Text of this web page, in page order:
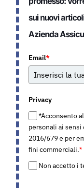
sui nuovi
Azienda
Email*
Privacy
*Acconsento
personali ai sensi
2016/679 e per
fini commerciali.*
Non accetto i